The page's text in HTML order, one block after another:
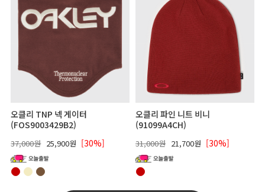
오클리 TNP 넥 게이터
(FOS9003429B2)
37,000원 25,900원 [30%]
오클리 파인 니트 비니
(91099A4CH)
31,000원 21,700원 [30%]